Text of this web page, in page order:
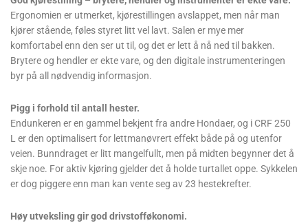
Ergonomien er utmerket, kjørestillingen avslappet, men når man
kjører stående, føles styret litt vel lavt. Salen er mye mer
komfortabel enn den ser ut til, og det er lett å nå ned til bakken.
Brytere og hendler er ekte vare, og den digitale instrumenteringen
byr på all nødvendig informasjon.
Pigg i forhold til antall hester.
Endunkeren er en gammel bekjent fra andre Hondaer, og i CRF 250
L er den optimalisert for lettmanøvrert effekt både på og utenfor
veien. Bunndraget er litt mangelfullt, men på midten begynner det å
skje noe. For aktiv kjøring gjelder det å holde turtallet oppe. Sykkelen
er dog piggere enn man kan vente seg av 23 hestekrefter.
Høy utveksling gir god drivstofføkonomi.